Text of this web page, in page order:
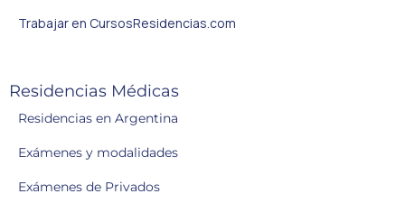
Trabajar en CursosResidencias.com
Residencias Médicas
Residencias en Argentina
Exámenes y modalidades
Exámenes de Privados